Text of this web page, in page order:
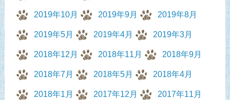
2019年10月 2019年9月 2019年8月
2019年5月 2019年4月 2019年3月
2018年12月 2018年11月 2018年9月
2018年7月 2018年5月 2018年4月
2018年1月 2017年12月 2017年11月